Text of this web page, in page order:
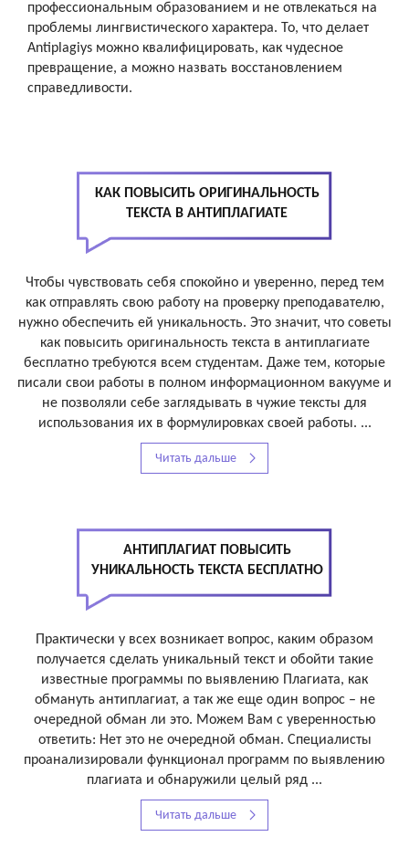
профессиональным образованием и не отвлекаться на
проблемы лингвистического характера. То, что делает
Antiplagiys можно квалифицировать, как чудесное
превращение, а можно назвать восстановлением
справедливости.
КАК ПОВЫСИТЬ ОРИГИНАЛЬНОСТЬ
ТЕКСТА В АНТИПЛАГИАТЕ
Чтобы чувствовать себя спокойно и уверенно, перед тем
как отправлять свою работу на проверку преподавателю,
нужно обеспечить ей уникальность. Это значит, что советы
как повысить оригинальность текста в антиплагиате
бесплатно требуются всем студентам. Даже тем, которые
писали свои работы в полном информационном вакууме и
не позволяли себе заглядывать в чужие тексты для
использования их в формулировках своей работы. ...
Читать дальше
АНТИПЛАГИАТ ПОВЫСИТЬ
УНИКАЛЬНОСТЬ ТЕКСТА БЕСПЛАТНО
Практически у всех возникает вопрос, каким образом
получается сделать уникальный текст и обойти такие
известные программы по выявлению Плагиата, как
обмануть антиплагиат, а так же еще один вопрос – не
очередной обман ли это. Можем Вам с уверенностью
ответить: Нет это не очередной обман. Специалисты
проанализировали функционал программ по выявлению
плагиата и обнаружили целый ряд ...
Читать дальше